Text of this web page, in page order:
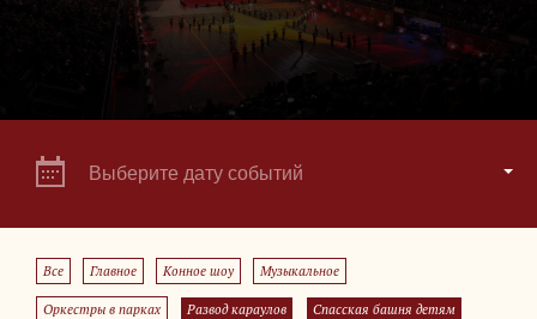
Выберите дату событий
Все Главное Конное шоу Музыкальное
Оркестры в парках Развод караулов Спасская башня детям